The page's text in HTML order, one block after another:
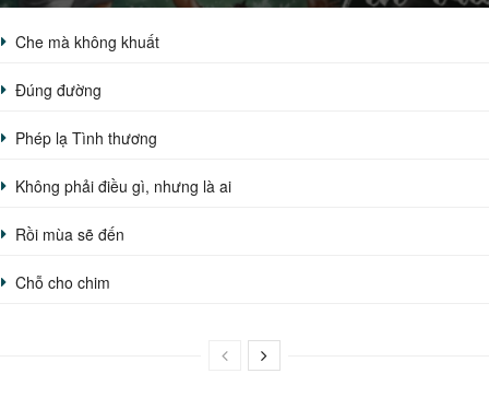
Che mà không khuất
Đúng đường
Phép lạ Tình thương
Không phải điều gì, nhưng là ai
Rồi mùa sẽ đến
Chỗ cho chim